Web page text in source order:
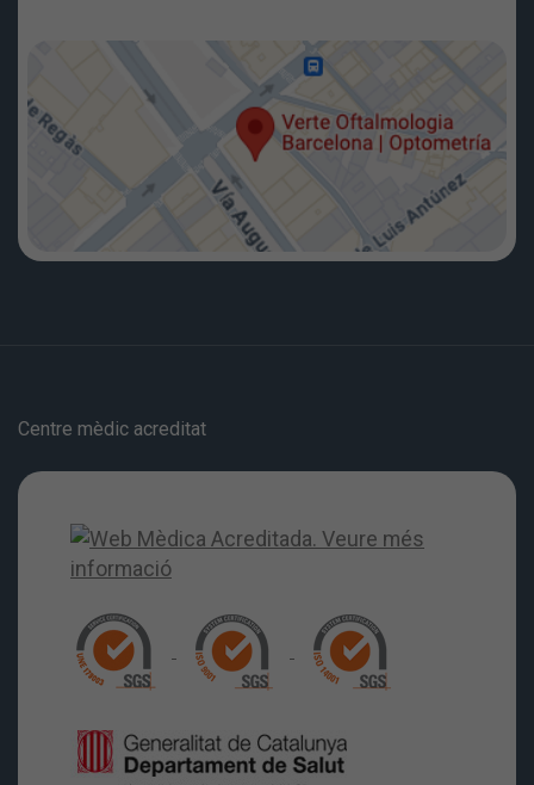
Centre mèdic acreditat